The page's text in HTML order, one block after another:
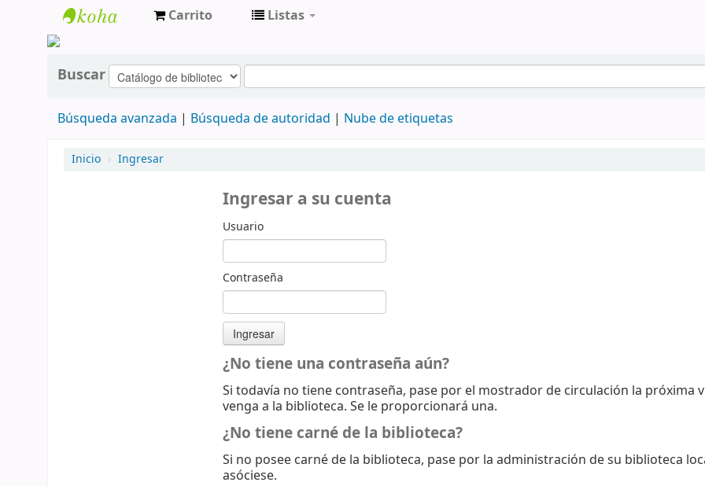
Carrito Listas
Buscar
Búsqueda avanzada Búsqueda de autoridad Nube de etiquetas
Inicio › Ingresar
Ingresar a su cuenta
Usuario
Contraseña
¿No tiene una contraseña aún?
Si todavía no tiene contraseña, pase por el mostrador de circulación la próxima
venga a la biblioteca. Se le proporcionará una.
¿No tiene carné de la biblioteca?
Si no posee carné de la biblioteca, pase por la administración de su biblioteca
asóciese.